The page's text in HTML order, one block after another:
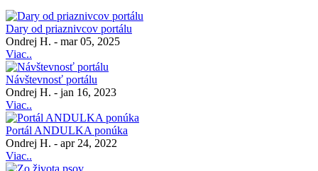
Dary od priaznivcov portálu
Ondrej H. - mar 05, 2025
Viac..
Návštevnosť portálu
Ondrej H. - jan 16, 2023
Viac..
Portál ANDULKA ponúka
Ondrej H. - apr 24, 2022
Viac..